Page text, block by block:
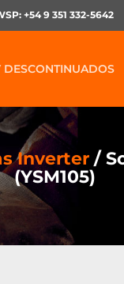
+54 9 351 332-5642
DESCONTINUADOS
Inverter /
(YSM105)